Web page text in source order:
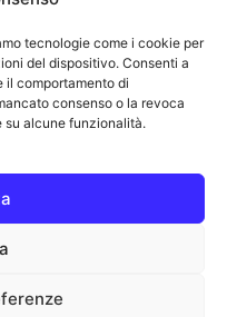
tecnologie come i cookie per
del dispositivo. Consenti a
il comportamento di
consenso o la revoca
su alcune funzionalità.
siti di percepire una
e fornendo link al sito
marchi registrati di
04140830243, TUTTI I